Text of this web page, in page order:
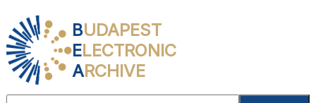
BUDAPEST
ELECTRONIC
ARCHIVE